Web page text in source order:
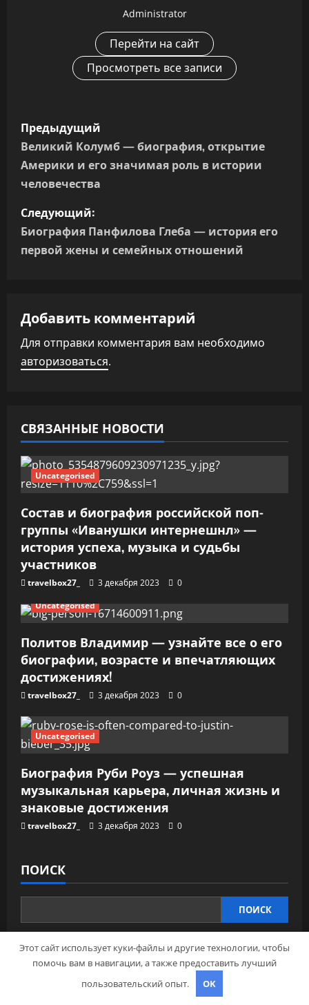
Administrator
Перейти на сайт
Просмотреть все записи
Н
а
в
и
г
и
я
з
а
п
и
с
я
м
Предыдущий
Великий Колумб — биография, открытие
Америки и его значимая роль в истории
человечества
Следующий:
Биография Панфилова Глеба — история его
первой жены и семейных отношений
Добавить комментарий
Для отправки комментария вам необходимо
авторизоваться.
СВЯЗАННЫЕ НОВОСТИ
Uncategorised
Состав и биография российской поп-
группы «Иванушки интернешнл» —
история успеха, музыка и судьбы
участников
travelbox27_ 3 декабря 2023
0
Uncategorised
Политов Владимир — узнайте все о его
биографии, возрасте и впечатляющих
достижениях!
travelbox27_ 3 декабря 2023 0
Uncategorised
Биография Руби Роуз — успешная
музыкальная карьера, личная жизнь и
знаковые достижения
travelbox27_ 3 декабря 2023 0
ПОИСК
ПОИСК
ПОСЛЕДНИЕ ПУБЛИКАЦИИ
Этот сайт использует куки-файлы и другие технологии, чтобы
помочь вам в навигации, а также предоставить лучший
пользовательский опыт.
OK